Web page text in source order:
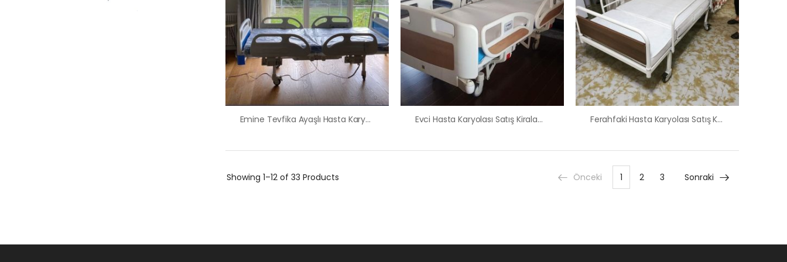
Emine Tevfika Ayaşlı Hasta Karyolası Satış Kiralama Evci Hasta Karyolası Satış Kiralama Fiyatı Ferahfaki Hasta Karyolası Satış Kiralama Fiyatı
Showing 1–12 of 33 Products Önceki 1 2 3 Sonraki